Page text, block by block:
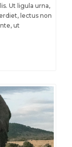
Ut ligula urna,
lectus non
ut